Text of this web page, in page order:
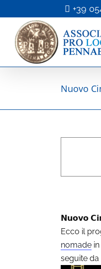
al
contenuto
+39
Nuovo
12
𝗡𝘂𝗼𝘃𝗼
Ecco il
nomade
seguite da